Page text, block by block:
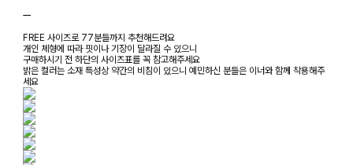
ㅡ
FREE 사이즈로 77분들까지 추천해드려요
개인 체형에 따라 핏이나 기장이 달라질 수 있으니
구매하시기 전 하단의 사이즈표를 꼭 참고해주세요
밝은 컬러는 소재 특성상 약간의 비침이 있으니 예민하신 분들은 이너와 함께 착용해주
세요